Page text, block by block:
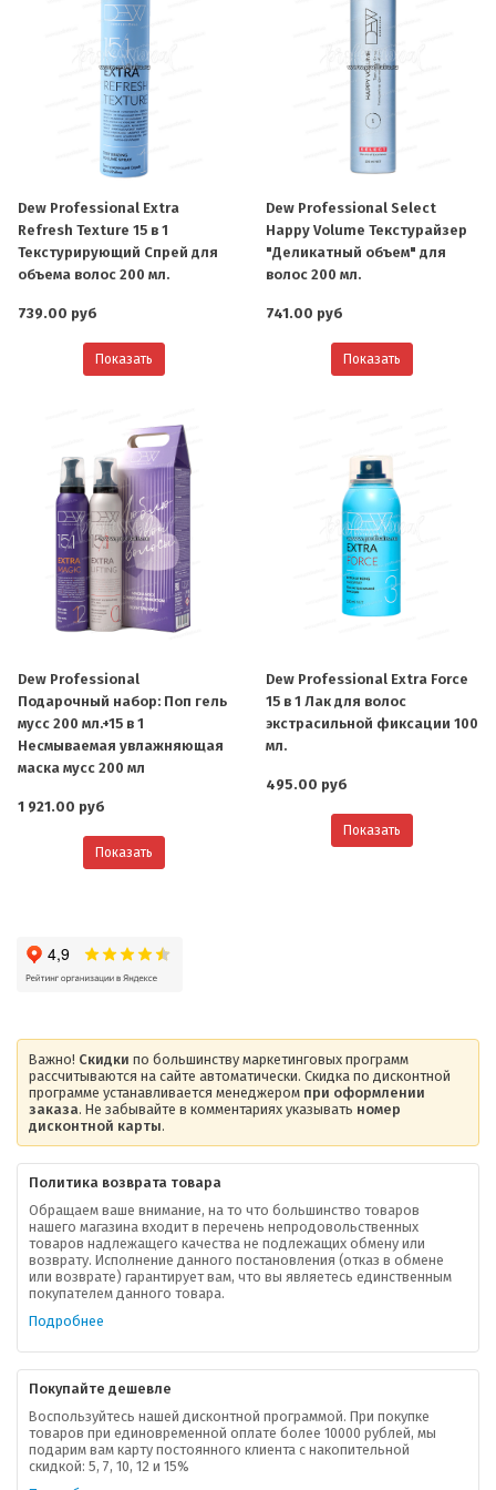
Dew Professional Extra
Refresh Texture 15 в 1
Текстурирующий Спрей для
объема волос 200 мл.
739.00 руб
Показать
Dew Professional Select
Happy Volume Текстурайзер
"Деликатный объем" для
волос 200 мл.
741.00 руб
Показать
Dew Professional
Подарочный набор: Поп гель
мусс 200 мл.+15 в 1
Несмываемая увлажняющая
маска мусс 200 мл
1 921.00 руб
Показать
Dew Professional Extra Force
15 в 1 Лак для волос
экстрасильной фиксации 100
мл.
495.00 руб
Показать
Важно! Скидки по большинству маркетинговых программ
рассчитываются на сайте автоматически. Скидка по дисконтной
программе устанавливается менеджером при оформлении
заказа. Не забывайте в комментариях указывать номер
дисконтной карты.
Политика возврата товара
Обращаем ваше внимание, на то что большинство товаров
нашего магазина входит в перечень непродовольственных
товаров надлежащего качества не подлежащих обмену или
возврату. Исполнение данного постановления (отказ в обмене
или возврате) гарантирует вам, что вы являетесь единственным
покупателем данного товара.
Подробнее
Покупайте дешевле
Воспользуйтесь нашей дисконтной программой. При покупке
товаров при единовременной оплате более 10000 рублей, мы
подарим вам карту постоянного клиента с накопительной
скидкой: 5, 7, 10, 12 и 15%
О компании
Ваша скидка
Контактная информация
В помощь покупателю